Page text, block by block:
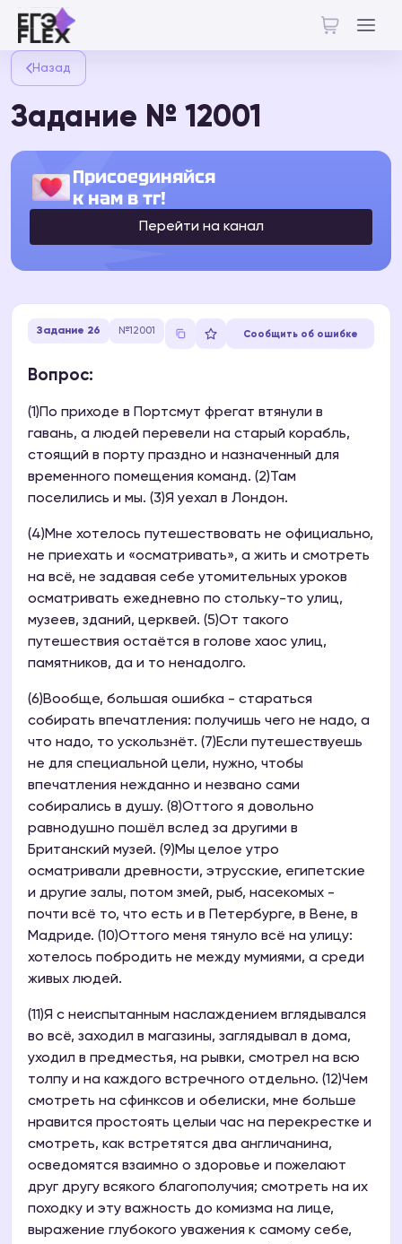
Назад
Задание № 12001
Присоединяйся
к нам в тг!
Перейти на канал
Задание 26 №12001 Сообщить об ошибке
Вопрос:
(1)По приходе в Портсмут фрегат втянули в
гавань, а людей перевели на старый корабль,
стоящий в порту праздно и назначенный для
временного помещения команд. (2)Там
поселились и мы. (3)Я уехал в Лондон.
(4)Мне хотелось путешествовать не официально,
не приехать и «осматривать», а жить и смотреть
на всё, не задавая себе утомительных уроков
осматривать ежедневно по стольку-то улиц,
музеев, зданий, церквей. (5)От такого
путешествия остаётся в голове хаос улиц,
памятников, да и то ненадолго.
(6)Вообще, большая ошибка - стараться
собирать впечатления: получишь чего не надо, а
что надо, то ускользнёт. (7)Если путешествуешь
не для специальной цели, нужно, чтобы
впечатления нежданно и незвано сами
собирались в душу. (8)Оттого я довольно
равнодушно пошёл вслед за другими в
Британский музей. (9)Мы целое утро
осматривали древности, этрусские, египетские
и другие залы, потом змей, рыб, насекомых -
почти всё то, что есть и в Петербурге, в Вене, в
Мадриде. (10)Оттого меня тянуло всё на улицу:
хотелось побродить не между мумиями, а среди
живых людей.
(11)Я с неиспытанным наслаждением вглядывался
во всё, заходил в магазины, заглядывал в дома,
уходил в предместья, на рывки, смотрел на всю
толпу и на каждого встречного отдельно. (12)Чем
смотреть на сфинксов и обелиски, мне больше
нравится простоять целыи час на перекрестке и
смотреть, как встретятся два англичанина,
осведомятся взаимно о здоровье и пожелают
друг другу всякого благополучия; смотреть на их
походку и эту важность до комизма на лице,
выражение глубокого уважения к самому себе,